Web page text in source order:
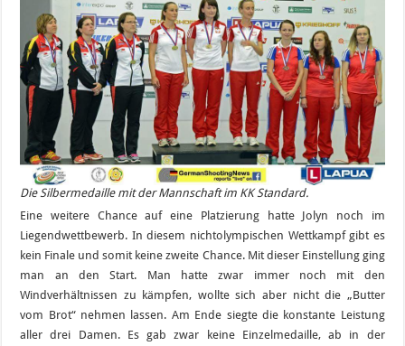
Die Silbermedaille mit der Mannschaft im KK Standard.
Eine weitere Chance auf eine Platzierung hatte Jolyn noch im
Liegendwettbewerb. In diesem nichtolympischen Wettkampf gibt es
kein Finale und somit keine zweite Chance. Mit dieser Einstellung ging
man an den Start. Man hatte zwar immer noch mit den
Windverhältnissen zu kämpfen, wollte sich aber nicht die „Butter
vom Brot“ nehmen lassen. Am Ende siegte die konstante Leistung
aller drei Damen. Es gab zwar keine Einzelmedaille, ab in der